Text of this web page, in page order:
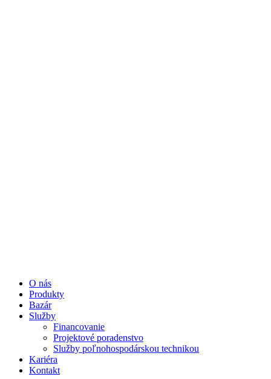
O nás
Produkty
Bazár
Služby
Financovanie
Projektové poradenstvo
Služby poľnohospodárskou technikou
Kariéra
Kontakt